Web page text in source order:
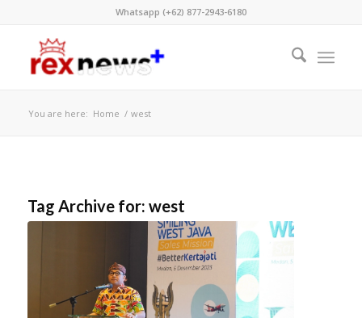
Whatsapp (+62) 877-2943-6180
You are here: Home / west
Tag Archive for: west